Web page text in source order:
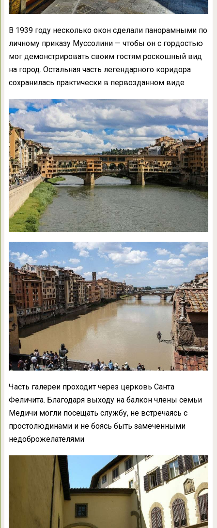
В 1939 году несколько окон сделали панорамными по
личному приказу Муссолини — чтобы он с гордостью
мог демонстрировать своим гостям роскошный вид
на город. Остальная часть легендарного коридора
сохранилась практически в первозданном виде
Часть галереи проходит через церковь Санта
Феличита. Благодаря выходу на балкон члены семьи
Медичи могли посещать службу, не встречаясь с
простолюдинами и не боясь быть замеченными
недоброжелателями